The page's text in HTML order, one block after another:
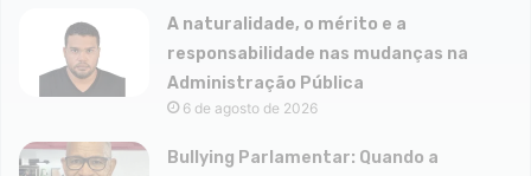
A naturalidade, o mérito e a
responsabilidade nas mudanças na
Administração Pública
6 de agosto de 2026
Bullying Parlamentar: Quando a